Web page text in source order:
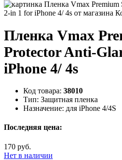
Пленка Vmax
Protector Anti-
iPhone 4/ 4s
Код товара: 38010
Тип: Защитная пленка
Назначение: для iPhone 4/4S
Последняя цена:
170 руб.
Нет в наличии